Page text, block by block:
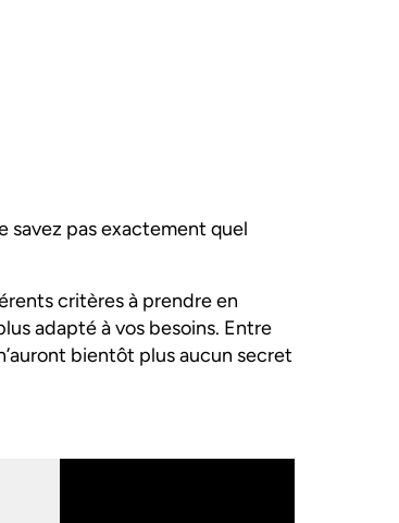
savez pas exactement quel
critères à prendre en
adapté à vos besoins. Entre
bientôt plus aucun secret